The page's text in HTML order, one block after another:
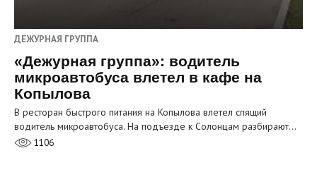
ДЕЖУРНАЯ ГРУППА
«Дежурная группа»: водитель
микроавтобуса влетел в кафе на
Копылова
В ресторан быстрого питания на Копылова влетел спящий
водитель микроавтобуса. На подъезде к Солонцам разбирают…
1106